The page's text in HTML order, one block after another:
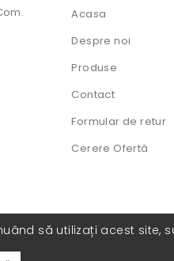
Acasa
Despre noi
Produse
Contact
Formular de retur
Cerere Ofertă
să utilizați acest site,